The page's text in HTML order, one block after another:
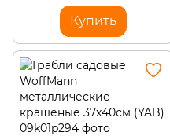
Купить